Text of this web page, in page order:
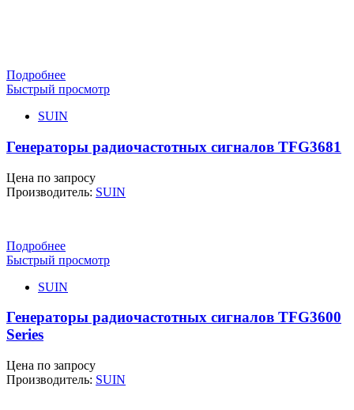
Подробнее
Быстрый просмотр
SUIN
Генераторы радиочастотных сигналов TFG3681
Цена по запросу
Производитель: SUIN
Подробнее
Быстрый просмотр
SUIN
Генераторы радиочастотных сигналов TFG3600
Series
Цена по запросу
Производитель: SUIN